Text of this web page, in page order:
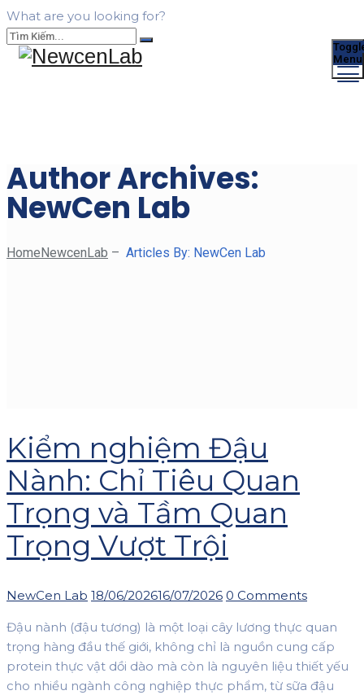
What are you looking for?
Menu
Author Archives:
NewCen Lab
Home NewcenLab – Articles By: NewCen Lab
Kiểm nghiệm Đậu
Nành: Chỉ Tiêu Quan
Trọng và Tầm Quan
Trọng Vượt Trội
Author
NewCen Lab Posted
18/06/202616/07/2026 0 Comments
Đậu nành (đậu tương) là một loại cây lương thực quan
trọng hàng đầu thế giới, không chỉ là nguồn cung cấp
protein thực vật dồi dào mà còn là nguyên liệu thiết yếu
cho nhiều ngành công nghiệp thực phẩm, từ sữa đậu